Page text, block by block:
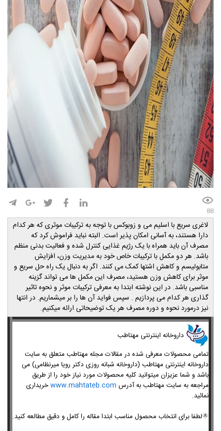
88
لاغری سریع با اسلیم می و زوبوکس با توجه به ترکیبات موثری که هر کدام
دارا هستند، به آسانی امکان پذیر است. البته نباید فراموش کرد که
مصرف آن باید همراه با یک رژیم غذایی کنترل شده و فعالیت بدنی منظم
باشد. هر دو مکمل با ترکیبات خاص خود به مدیریت وزن، افزایش
متابولیسم و کاهش اشتها کمک می کنند. اگر به دنبال یک راه حل سریع و
موثر برای کاهش وزن هستید، مصرف این مکمل ها می تواند گزینه
مناسبی باشد. در این نوشته ابتدا به معرفی ترکیبات موثر و نحوه تاثیر
گذاری هر کدام می پردازیم . سپس فواید آن ها را بر میشماریم. در انتها
نیز درمورد نحوه و دوره مصرف هر یک توضیحاتی ارائه میکنیم.
داروخانه اینترنتی مهتاطب
تمامی محصولات معرفی شده در مقالات مجله مهتاطب متعلق به سایت
داروخانه اینترنتی مهتاطب (داروخانه شبانه روزی دکتر رویا میرنظامی) می
باشد و شما عزیزان میتوانید کلیه محصولات مورد نیاز خود را از طریق
مراجعه به سایت مهتاطب به آدرس www.mahtateb.comخریداری
نمائید.
🌟لطفا برای انتخاب محصول مناسب ابتدا مقاله را کامل و دقیق مطالعه کنید.